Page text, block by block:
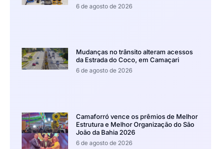
6 de agosto de 2026
Mudanças no trânsito alteram acessos
da Estrada do Coco, em Camaçari
6 de agosto de 2026
Camaforró vence os prêmios de Melhor
Estrutura e Melhor Organização do São
João da Bahia 2026
6 de agosto de 2026